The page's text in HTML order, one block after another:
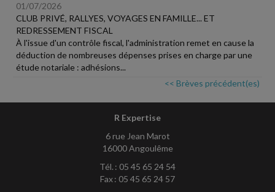
01/07/2026
CLUB PRIVÉ, RALLYES, VOYAGES EN FAMILLE... ET
REDRESSEMENT FISCAL
À l'issue d'un contrôle fiscal, l'administration remet en cause la
déduction de nombreuses dépenses prises en charge par une
étude notariale : adhésions...
<< Brèves précédent(es)
R Expertise
6 rue Jean Marot
16000 Angoulême
Tél. : 05 45 65 24 54
Fax : 05 45 65 24 57